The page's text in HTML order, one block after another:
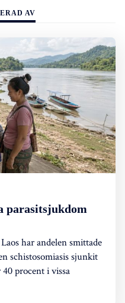
AV
parasitsjukdom
har andelen smittade
schistosomiasis sjunkit
procent i vissa